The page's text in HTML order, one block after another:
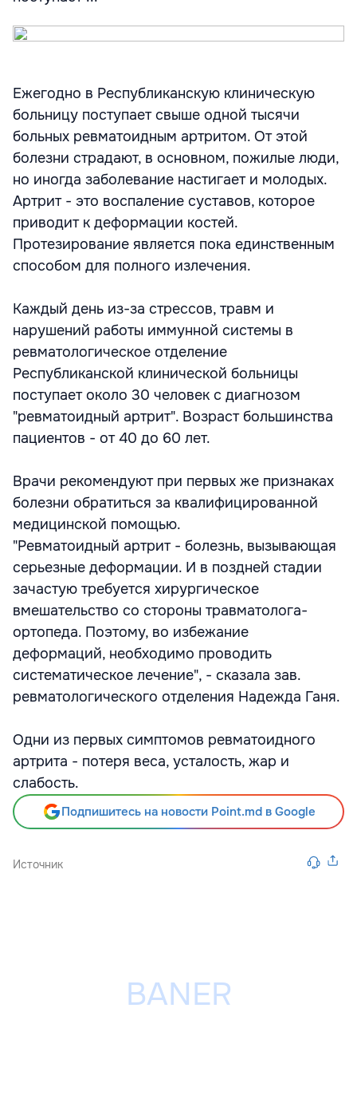
Ежегодно в Республиканскую клиническую
больницу поступает свыше одной тысячи
больных ревматоидным артритом. От этой
болезни страдают, в основном, пожилые люди,
но иногда заболевание настигает и молодых.
Артрит - это воспаление суставов, которое
приводит к деформации костей.
Протезирование является пока единственным
способом для полного излечения.
Каждый день из-за стрессов, травм и
нарушений работы иммунной системы в
ревматологическое отделение
Республиканской клинической больницы
поступает около 30 человек с диагнозом
"ревматоидный артрит". Возраст большинства
пациентов - от 40 до 60 лет.
Врачи рекомендуют при первых же признаках
болезни обратиться за квалифицированной
медицинской помощью.
"Ревматоидный артрит - болезнь, вызывающая
серьезные деформации. И в поздней стадии
зачастую требуется хирургическое
вмешательство со стороны травматолога-
ортопеда. Поэтому, во избежание
деформаций, необходимо проводить
систематическое лечение", - сказала зав.
ревматологического отделения Надежда Ганя.
Одни из первых симптомов ревматоидного
артрита - потеря веса, усталость, жар и
слабость.
Подпишитесь на новости Point.md в Google
Источник